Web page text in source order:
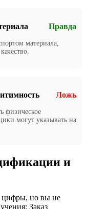
Правда
материала,
Ложь
физическое
могут указывать на
и
цифры, но вы не
Заказ